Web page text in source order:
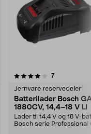
7anmeldelser
Jernvare reservedeler
Batterilader Bosch
1880CV, 14,4–18 V LI
Lader til 14,4 V og 18 V-
Bosch serie Professional